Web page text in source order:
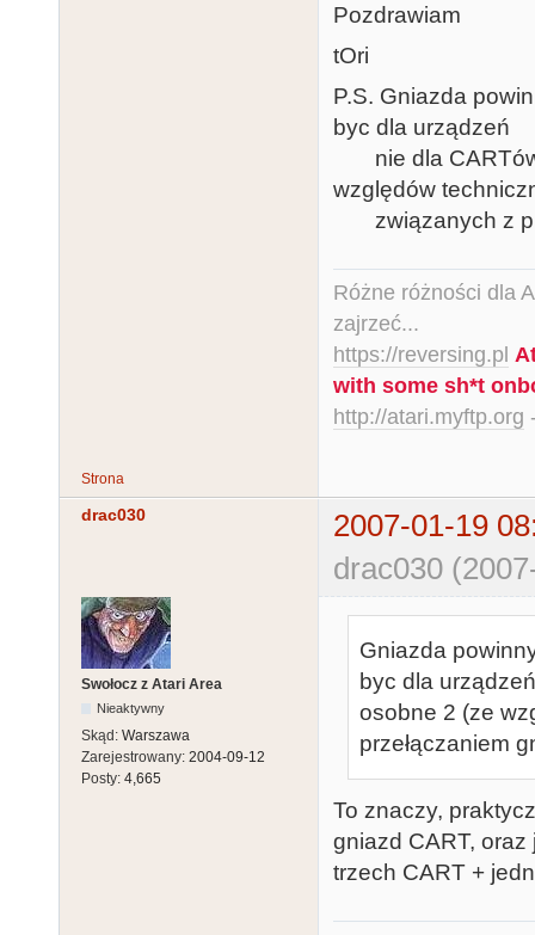
Pozdrawiam
tOri
P.S. Gniazda
byc dla urządzeń
nie dla
względów
związanych z
Różne różności dla
zajrzeć...
https://reversing.pl
with some sh*t
http://atari.myftp.org
Strona
drac030
2007-01-19
drac030
Swołocz z Atari Area
Nieaktywny
Skąd: Warszawa
Zarejestrowany: 2004-09-12
Posty: 4,665
Gniazda
byc dla
osobne 2 (ze
przełączaniem
To znaczy,
gniazd CART,
trzech CART +